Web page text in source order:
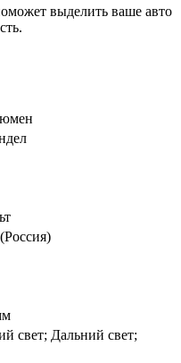
выделить ваше авто
свет; Дальний свет;